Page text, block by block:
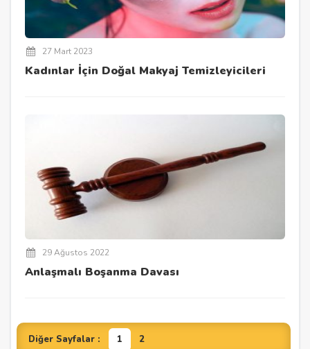
27 Mart 2023
Kadınlar İçin Doğal Makyaj Temizleyicileri
29 Ağustos 2022
Anlaşmalı Boşanma Davası
Diğer Sayfalar : 1 2